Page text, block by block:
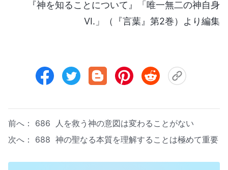
『神を知ることについて』「唯一無二の神自身
VI.」（『言葉』第2巻）より編集
前へ： 686 人を救う神の意図は変わることがない
次へ： 688 神の聖なる本質を理解することは極めて重要